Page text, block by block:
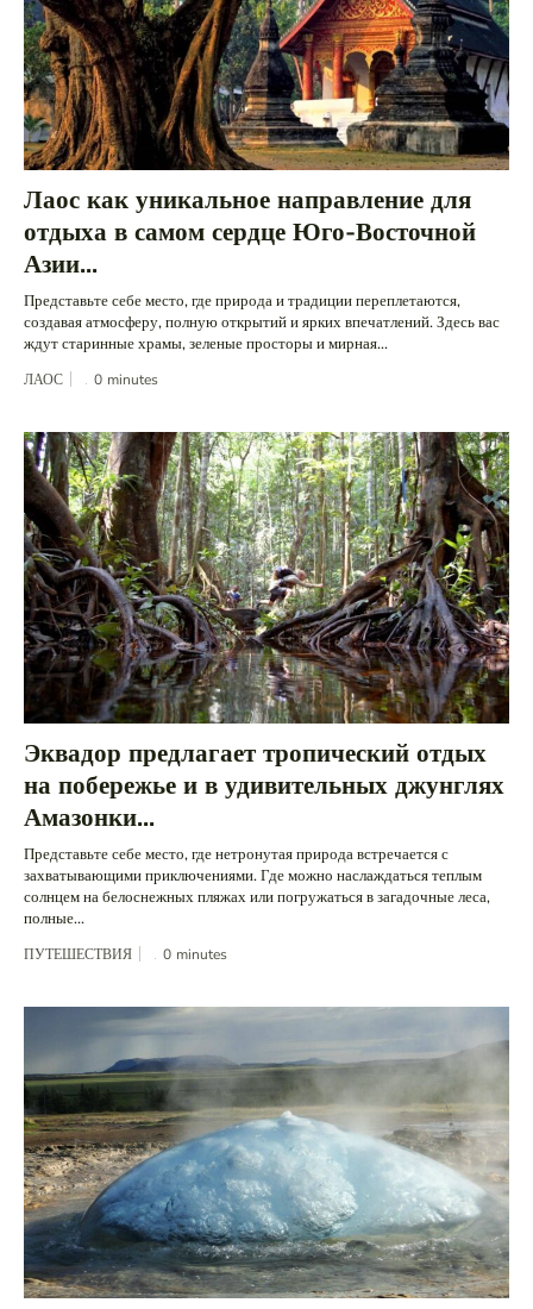
Лаос как уникальное направление для
отдыха в самом сердце Юго-Восточной
Азии...
Представьте себе место, где природа и традиции переплетаются,
создавая атмосферу, полную открытий и ярких впечатлений. Здесь вас
ждут старинные храмы, зеленые просторы и мирная...
ЛАОС 0 minutes
Эквадор предлагает тропический отдых
на побережье и в удивительных джунглях
Амазонки...
Представьте себе место, где нетронутая природа встречается с
захватывающими приключениями. Где можно наслаждаться теплым
солнцем на белоснежных пляжах или погружаться в загадочные леса,
полные...
ПУТЕШЕСТВИЯ 0 minutes